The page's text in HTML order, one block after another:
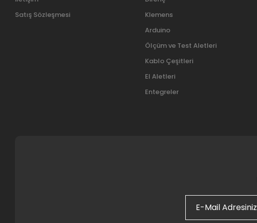
Satış Sözleşmesi
Klemens
Arduino
Ölçüm ve Test Aletleri
Kablo Çeşitleri
El Aletleri
Entegreler